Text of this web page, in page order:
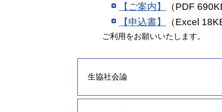
【ご案内】
（PDF
【申込書】
（Excel
ご利用をお願いいたします。
生協社会論